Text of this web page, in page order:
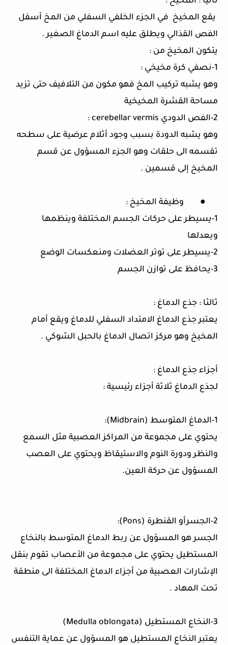
يقع المخيخ في الجزء الخلفي السفلي من المخ أسفل
الفص القذالي ويطلق عليه اسم الدماغ الصغير.
يتكون المخيخ من :
1- نصفي كرة مخيخي :
وهو يشبه تركيب المخ فهو مكون من التلافيف حتى تزيد
مساحة القشرة المخيخية
2- الفص الدودي cerebellar vermis
:
وهو يشبه الدودة بسبب وجود أثلام عرضية على سطحه
تقسمه الى حلقات وهو الجزء المسؤول عن قسم
المخيخ إلى قسمين .
● وظيفة المخيخ :
1- يسيطر على حركات الجسم المختلفة وينظمها
ويعدلها
2- يسيطر على توتر العضلات ومنعكسات الوضع
3- يحافظ على توازن الجسم
ثالثا : جذع الدماغ :
يعتبر جذع الدماغ الامتداد السفلي للدماغ ويقع أمام
المخيخ وهو مركز اتصال الدماغ بالحبل الشوكي .
أجزاء جذع الدماغ :
لجذع الدماغ ثلاثة أجزاء رئيسية :
1- الدماغ المتوسط (
Midbrain
):
يحتوي على مجموعة من المراكز العصبية مثل السمع
والنظر ودورة النوم والاستيقاظ ويحتوي على العصب
المسؤول عن حركة العين.
2- الجسرأو القنطرة (
Pons
):
الجسر هو المسؤول عن ربط الدماغ المتوسط بالنخاع
المستطيل يحتوي على مجموعة من الأعصاب تقوم بنقل
الإشارات العصبية من أجزاء الدماغ المختلفة الى منطقة
تحت المهاد .
3- النخاع المستطيل (
Medulla oblongata
)
يعتبر النخاع المستطيل هو المسؤول عن عماية التنفس